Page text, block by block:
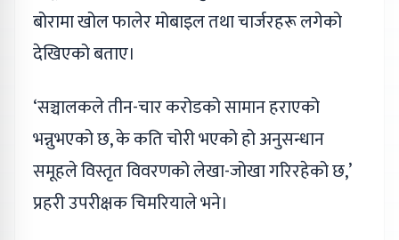
बोरामा खोल फालेर मोबाइल तथा चार्जरहरू लगेको
देखिएको बताए।
‘सञ्चालकले तीन-चार करोडको सामान हराएको
भन्नुभएको छ, के कति चोरी भएको हो अनुसन्धान
समूहले विस्तृत विवरणको लेखा-जोखा गरिरहेको छ,’
प्रहरी उपरीक्षक चिमरियाले भने।